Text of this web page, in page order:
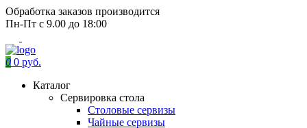
Обработка заказов производится
Пн-Пт с 9.00 до 18:00
0 0 руб.
Каталог
Сервировка стола
Столовые сервизы
Чайные сервизы